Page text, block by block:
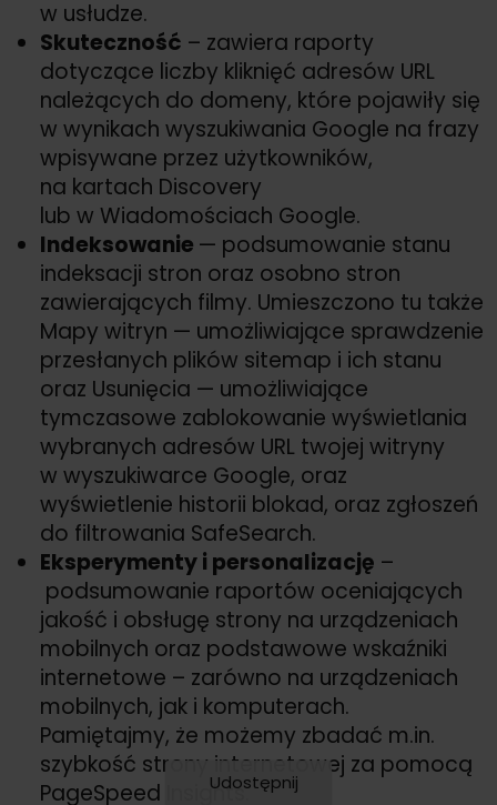
w usłudze.
Skuteczność – zawiera raporty
dotyczące liczby kliknięć adresów URL
należących do domeny, które pojawiły się
w wynikach wyszukiwania Google na frazy
wpisywane przez użytkowników,
na kartach Discovery
lub w Wiadomościach Google.
Indeksowanie — podsumowanie stanu
indeksacji stron oraz osobno stron
zawierających filmy. Umieszczono tu także
Mapy witryn — umożliwiające sprawdzenie
przesłanych plików sitemap i ich stanu
oraz Usunięcia — umożliwiające
tymczasowe zablokowanie wyświetlania
wybranych adresów URL twojej witryny
w wyszukiwarce Google, oraz
wyświetlenie historii blokad, oraz zgłoszeń
do filtrowania SafeSearch.
Eksperymenty i personalizację –
podsumowanie raportów oceniających
jakość i obsługę strony na urządzeniach
mobilnych oraz podstawowe wskaźniki
internetowe – zarówno na urządzeniach
mobilnych, jak i komputerach.
Pamiętajmy, że możemy zbadać m.in.
szybkość strony internetowej za pomocą
PageSpeed Insights.Udostępnij